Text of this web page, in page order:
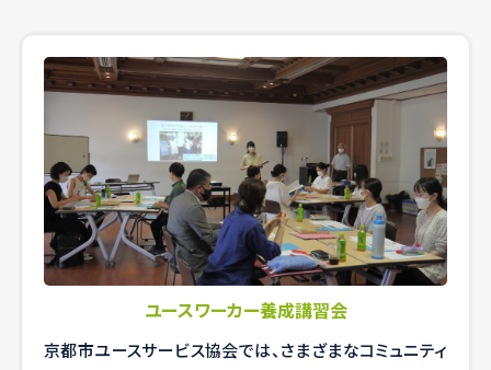
ユースワーカー養成講習会
京都市ユースサービス協会では、さまざまなコミュニティ